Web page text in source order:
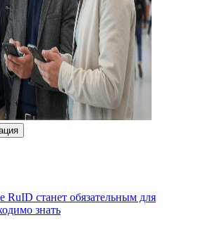
станет обязательным для
знать